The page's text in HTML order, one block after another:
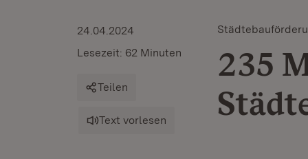
235
24.04.2024
Lesezeit: 62 Minuten
Teilen
Text vorlesen